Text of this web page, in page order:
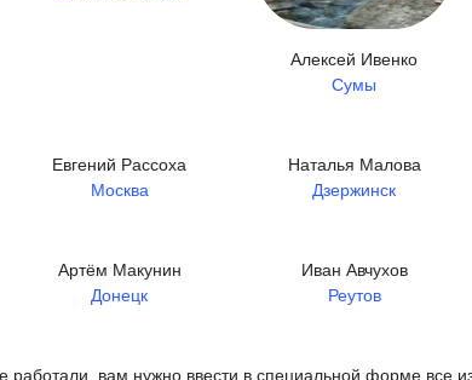
Алексей Ивенко
Сумы
Евгений Рассоха
Москва
Наталья Малова
Дзержинск
Артём Макунин
Донецк
Иван Авчухов
Реутов
работали, вам нужно ввести в специальной форме